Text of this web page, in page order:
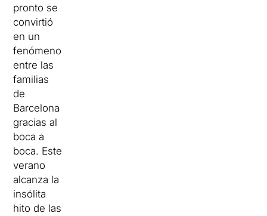
pronto se
convirtió
en un
fenómeno
entre las
familias
de
Barcelona
gracias al
boca a
boca. Este
verano
alcanza la
insólita
hito de las